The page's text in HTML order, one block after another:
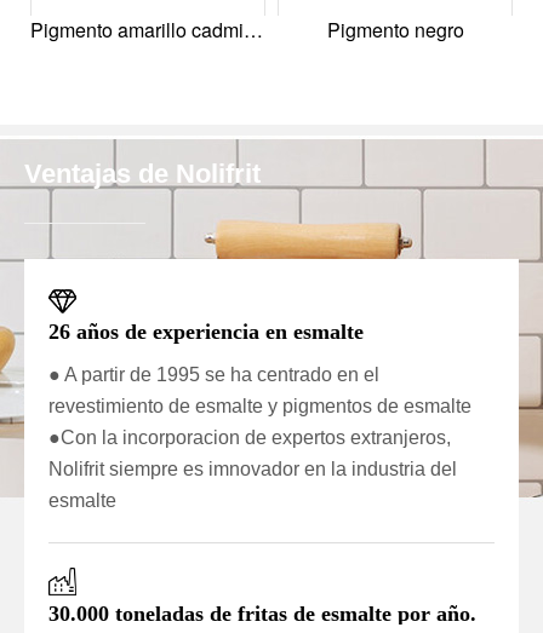
Pigmento amarillo cadmio - amarillo de cadmio，amarillo cadmio ，amarillo cadmio medio ，amarillo de cadmio profundo，amarillo cadmio limón，amarillo de cadmio oscuro Pigmento negro
Ventajas de Nolifrit
26 años de experiencia en esmalte
● A partir de 1995 se ha centrado en el
revestimiento de esmalte y pigmentos de esmalte
●Con la incorporacion de expertos extranjeros,
Nolifrit siempre es imnovador en la industria del
esmalte
30.000 toneladas de fritas de esmalte por año.